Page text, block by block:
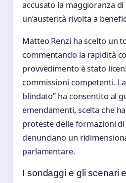
accusato la maggioranza
un’austerità rivolta a
Matteo Renzi ha scelto un
commentando la rapidità
provvedimento è stato
commissioni competenti.
blindato” ha consentito al
emendamenti, scelta che
proteste delle formazioni
denunciano un
parlamentare.
I sondaggi e gli scenari